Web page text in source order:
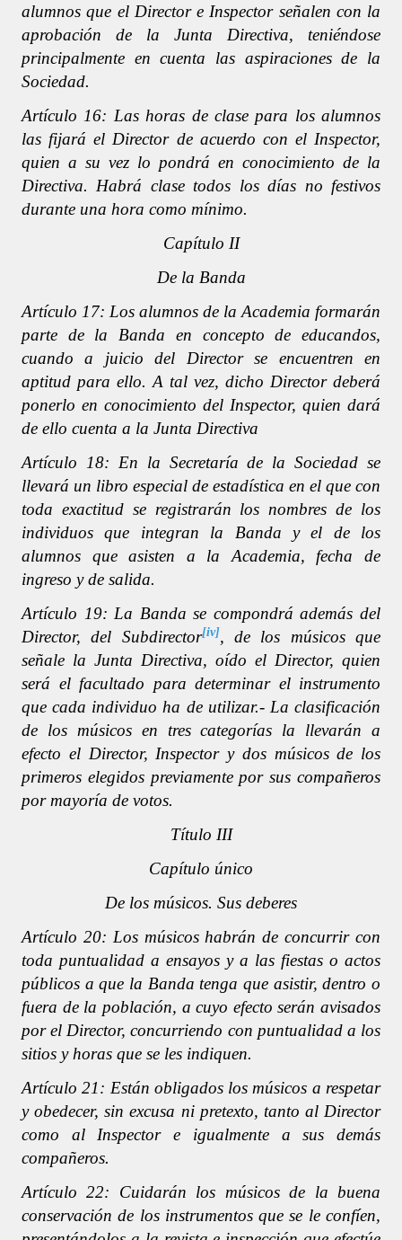
alumnos que el Director e Inspector señalen con la
aprobación de la Junta Directiva, teniéndose
principalmente en cuenta las aspiraciones de la
Sociedad.
Artículo 16: Las horas de clase para los alumnos
las fijará el Director de acuerdo con el Inspector,
quien a su vez lo pondrá en conocimiento de la
Directiva. Habrá clase todos los días no festivos
durante una hora como mínimo.
Capítulo II
De la Banda
Artículo 17: Los alumnos de la Academia formarán
parte de la Banda en concepto de educandos,
cuando a juicio del Director se encuentren en
aptitud para ello. A tal vez, dicho Director deberá
ponerlo en conocimiento del Inspector, quien dará
de ello cuenta a la Junta Directiva
Artículo 18: En la Secretaría de la Sociedad se
llevará un libro especial de estadística en el que con
toda exactitud se registrarán los nombres de los
individuos que integran la Banda y el de los
alumnos que asisten a la Academia, fecha de
ingreso y de salida.
Artículo 19: La Banda se compondrá además del
Director, del Subdirector[iv], de los músicos que
señale la Junta Directiva, oído el Director, quien
será el facultado para determinar el instrumento
que cada individuo ha de utilizar.- La clasificación
de los músicos en tres categorías la llevarán a
efecto el Director, Inspector y dos músicos de los
primeros elegidos previamente por sus compañeros
por mayoría de votos.
Título III
Capítulo único
De los músicos. Sus deberes
Artículo 20: Los músicos habrán de concurrir con
toda puntualidad a ensayos y a las fiestas o actos
públicos a que la Banda tenga que asistir, dentro o
fuera de la población, a cuyo efecto serán avisados
por el Director, concurriendo con puntualidad a los
sitios y horas que se les indiquen.
Artículo 21: Están obligados los músicos a respetar
y obedecer, sin excusa ni pretexto, tanto al Director
como al Inspector e igualmente a sus demás
compañeros.
Artículo 22: Cuidarán los músicos de la buena
conservación de los instrumentos que se le confíen,